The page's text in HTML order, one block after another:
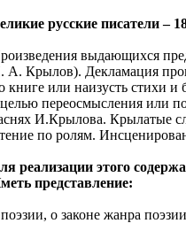
русские писатели –
выдающихся
А. Крылов). Декламация
книге или наизусть стихи и
переосмысления или
И.Крылова. Крылатые
по ролям.
реализации этого
представление:
о законе жанра